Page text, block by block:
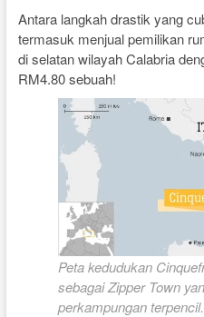
Antara langkah drastik yang
termasuk menjual pemilikan
di selatan wilayah Calabria
RM4.80 sebuah!
Peta kedudukan
sebagai Zipper Town
perkampungan terpencil.